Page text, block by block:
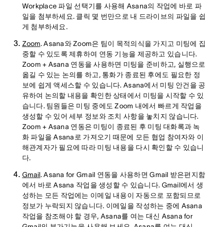
Workplace 파일 선택기를 사용해 Asana의 작업에 바로 파
일을 첨부하세요. 클릭 몇 번만으로 내 드라이브의 파일을 쉽
게 첨부하세요.
Zoom. Asana와 Zoom은 팀이 목적의식을 가지고 미팅에 집
중할 수 있도록 제휴하여 연동 기능을 제공하고 있습니다.
Zoom + Asana 연동을 사용하면 미팅을 준비하고, 실행으로
옮길 수 있는 논의를 하고, 통화가 종료된 후에도 필요한 정
보에 쉽게 액세스할 수 있습니다. Asana에서 미팅 안건을 공
유하여 논의할 내용을 확인한 상태에서 미팅을 시작할 수 있
습니다. 팀원들은 미팅 중에도 Zoom 내에서 빠르게 작업을
생성할 수 있어 세부 정보와 조치 사항을 놓치지 않습니다.
Zoom + Asana 연동은 미팅이 종료된 후 미팅 대화록과 녹
화 파일을 Asana로 가져오기 때문에 모든 협업 참여자와 이
해관계자가 필요에 따라 미팅 내용을 다시 확인할 수 있습니
다.
Gmail. Asana for Gmail 연동을 사용하면 Gmail 받은편지함
에서 바로 Asana 작업을 생성할 수 있습니다. Gmail에서 생
성하는 모든 작업에는 이메일 내용이 자동으로 포함되므로
정보가 누락되지 않습니다. 이메일을 작성하는 중에 Asana
작업을 참조해야 할 경우, Asana를 여는 대신 Asana for